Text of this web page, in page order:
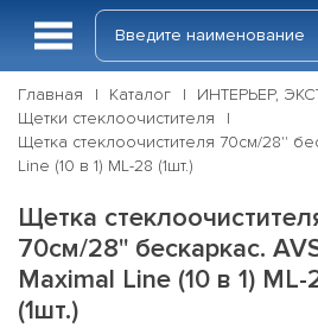
Главная Каталог
ИНТЕРЬЕР,
Щетки стеклоочистителя
Щетка стеклоочистителя 70см/28''
Line (10 в 1) ML-28 (1шт.)
Щетка
70см/28'' бескаркас.
Maximal Line (10 в 1) ML-
(1шт.)